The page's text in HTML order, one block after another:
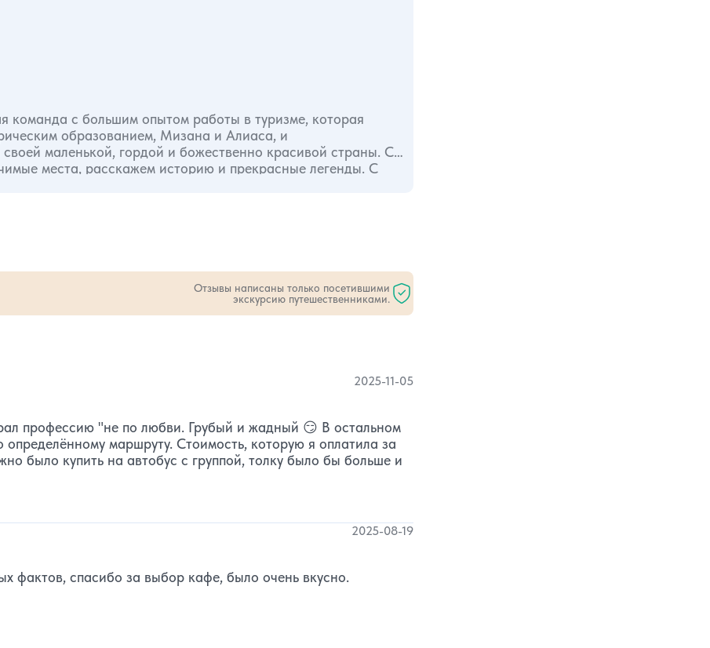
команда с большим опытом работы в туризме, которая
образованием, Мизана и Алиаса, и
места, расскажем историю и прекрасные легенды. С
Отзывы написаны только посетившими
экскурсию путешественниками.
звезд: звезд:
2025-11-05
профессию "не по любви. Грубый и жадный 😏 В остальном
маршруту. Стоимость, которую я оплатила за
было купить на автобус с группой, толку было бы больше и
2025-08-19
фактов, спасибо за выбор кафе, было очень вкусно.